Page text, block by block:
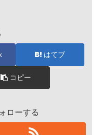
はてブ
コピー
ローする